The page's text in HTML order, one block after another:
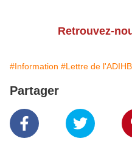
Retrouvez-
#Information #Lettre de
Partager